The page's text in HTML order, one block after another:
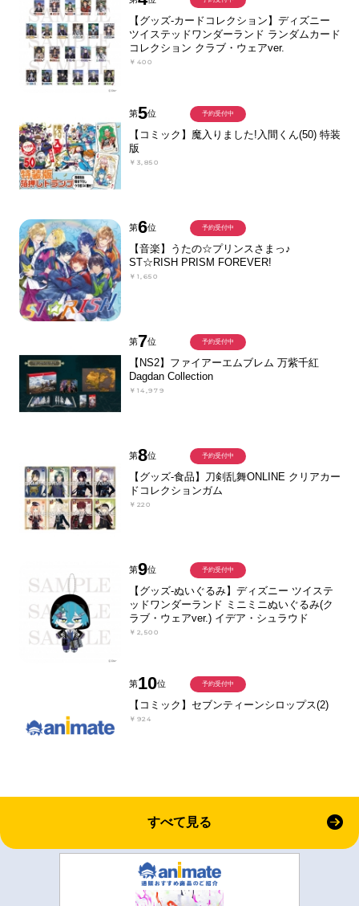
【グッズ-カードコレクション】ディズニー
ツイステッドワンダーランド ランダムカード
コレクション クラブ・ウェアver.
￥400
第5位
【コミック】魔入りました!入間くん(50) 特装
版
￥3,850
予約受付中
第6位
【音楽】うたの☆プリンスさまっ♪
ST☆RISH PRISM FOREVER!
￥1,650
予約受付中
第7位
【NS2】ファイアーエムブレム 万紫千紅
Dagdan Collection
￥14,979
予約受付中
第8位
【グッズ-食品】刀剣乱舞ONLINE クリアカー
ドコレクションガム
￥220
予約受付中
第9位
【グッズ-ぬいぐるみ】ディズニー ツイステ
ッドワンダーランド ミニミニぬいぐるみ(ク
ラブ・ウェアver.) イデア・シュラウド
￥2,500
予約受付中
第10位
【コミック】セブンティーンシロップス(2)
￥924
予約受付中
すべて見る